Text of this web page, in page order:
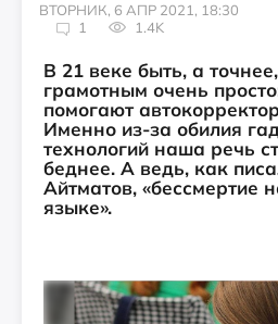
ВТОРНИК, 6 АПР 2021, 18:30
1
1.4K
В 21 веке быть, а
грамотным очень
помогают
Именно из-за обилия
технологий наша речь
беднее. А ведь, как
Айтматов, «бессмертие
языке».